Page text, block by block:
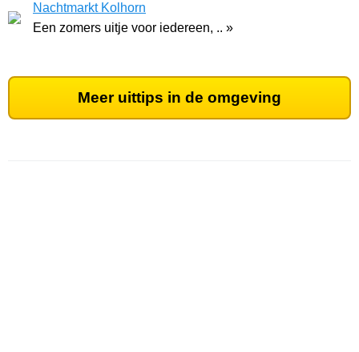
Nachtmarkt Kolhorn
Een zomers uitje voor iedereen, .. »
Meer uittips in de omgeving